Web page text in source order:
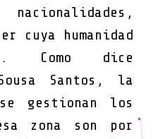
nacionalidades,
cuya humanidad
Como dice
Santos, la
gestionan los
zona son por